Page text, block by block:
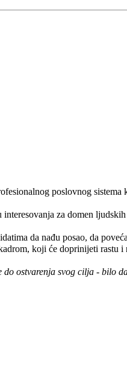
poslovnog
za domen
da nađu posao, da
koji će doprinijeti rastu i
ostvarenja svog cilja - bilo